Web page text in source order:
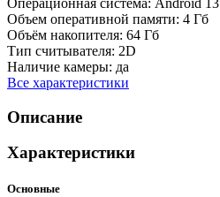
Объем оперативной памяти: 4 Гб
Объём накопителя: 64 Гб
Тип считывателя: 2D
Наличие камеры: да
Все характеристики
Описание
Характеристики
Основные